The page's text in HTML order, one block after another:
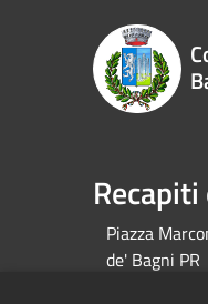
Piazza
de' Bagni PR